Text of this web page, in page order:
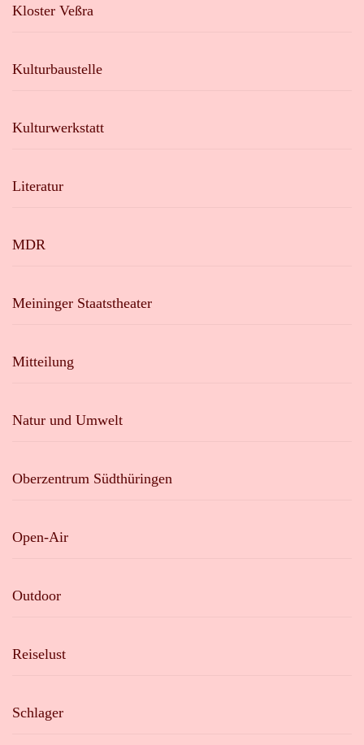
Kloster Veßra
Kulturbaustelle
Kulturwerkstatt
Literatur
MDR
Meininger Staatstheater
Mitteilung
Natur und Umwelt
Oberzentrum Südthüringen
Open-Air
Outdoor
Reiselust
Schlager